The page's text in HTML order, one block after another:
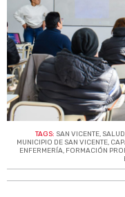
TAGS: SAN VICENTE, SALUD
MUNICIPIO DE SAN VICENTE,
ENFERMERÍA, FORMACIÓN